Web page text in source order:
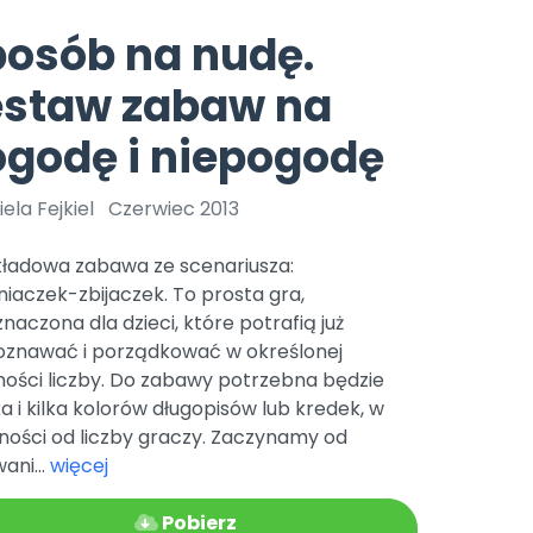
Archiwalne numery
Pomoc
Nowości
Zapowiedzi
Polecamy
czerwca 2024 r. uzyskała
Online.
Bliżej Pieska
Pomoc zwierzętom
Książka (dla) Przedszkolaka
Promowanie czytelnictwa
TikTok
Zobacz nas na TikToku
YouTube
Filmy edukacyjne
na nudę.
zabaw na
i niepogodę
Fejkiel Czerwiec 2013
zabawa ze scenariusza:
zbijaczek. To prosta gra,
dla dzieci, które potrafią już
i porządkować w określonej
liczby. Do zabawy potrzebna będzie
i kilka kolorów długopisów lub kredek, w
od liczby graczy. Zaczynamy od
więcej
Pobierz